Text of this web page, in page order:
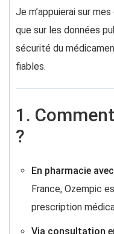
Je m’appuierai sur
que sur les données
sécurité du
fiables.
1.
?
En pharmacie
France, Ozempic
prescription
Via consultation